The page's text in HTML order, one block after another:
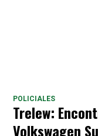
POLICIALES
Trelew:
Volkswagen